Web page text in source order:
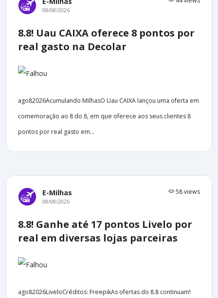
08/08/2026
8.8! Uau CAIXA oferece 8 pontos por
real gasto na Decolar
ago82026Acumulando MilhasO Uau CAIXA lançou uma oferta em
comemoração ao 8 do 8, em que oferece aos seus clientes 8
pontos por real gasto em...
E-Milhas 58 views
08/08/2026
8.8! Ganhe até 17 pontos Livelo por
real em diversas lojas parceiras
ago82026LiveloCréditos: FreepikAs ofertas do 8.8 continuam!